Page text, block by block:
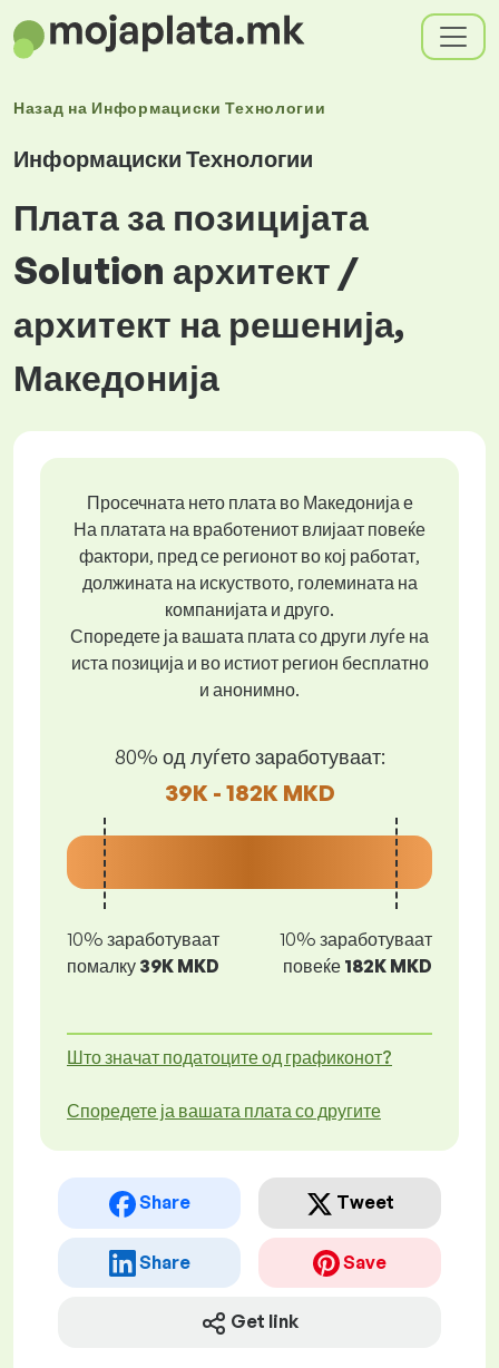
Назад на Информациски Технологии
Информациски Технологии
Плата за позицијата
Solution архитект /
архитект на решенија,
Македонија
Просечната нето плата во Македонија е
На платата на вработениот влијаат повеќе
фактори, пред се регионот во кој работат,
должината на искуството, големината на
компанијата и друго.
Споредете ја вашата плата со други луѓе на
иста позиција и во истиот регион бесплатно
и анонимно.
80% од луѓето заработуваат:
39K - 182K MKD
10% заработуваат
помалку 39K MKD
10% заработуваат
повеќе 182K MKD
Што значат податоците од графиконот?
Споредете ја вашата плата со другите
Share Tweet
Share Save
Get link